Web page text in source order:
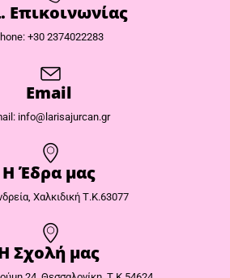
Επικοινωνίας
+30 2374022283
Email
info@larisajurcan.gr
Η Έδρα μας​
Χαλκιδική Τ.Κ.63077
Σχολή μας